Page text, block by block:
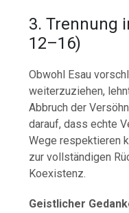
3.Trennung
12–16)
Obwohl Esau
weiterzuziehen,
Abbruchder
darauf,dassechte
Wegerespektieren
zurvollständigen
Koexistenz.
Geistlicher